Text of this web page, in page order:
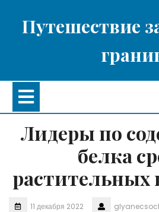
содержимому
Путешествие
Открыть
Лидеры по
белка
растительных
11 декабря 2022